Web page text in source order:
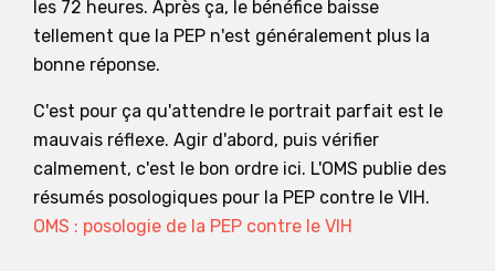
les 72 heures. Après ça, le bénéfice baisse
tellement que la PEP n'est généralement plus la
bonne réponse.
C'est pour ça qu'attendre le portrait parfait est le
mauvais réflexe. Agir d'abord, puis vérifier
calmement, c'est le bon ordre ici. L'OMS publie des
résumés posologiques pour la PEP contre le VIH.
OMS : posologie de la PEP contre le VIH